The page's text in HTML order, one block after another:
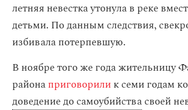
летняя невестка утонула в реке
детьми. По данным следствия,
избивала потерпевшую.
В ноябре того же года жительницу
районаприговорилик семи годам
доведение до самоубийствасвоей